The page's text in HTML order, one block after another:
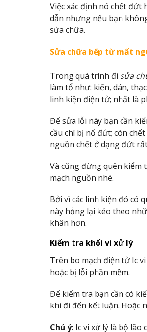
Việc xác định nó chết đứt
dẫn nhưng nếu bạn
sửa chữa.
Sửa chữa bếp từ mất
Trong quá trình đi sửa
làm tổ như: kiến, dán,
linh kiện điện tử; nhất là
Để sửa lỗi này bạn cần
cầu chì bị nổ đứt; còn
nguồn chết ở dạng đứt
Và cũng đừng quên kiểm
mạch nguồn nhé.
Bởi vì các linh kiện đó có
này hỏng lại kéo theo
khăn hơn.
Kiểm tra khối vi xử lý
Trên bo mạch điện tử Ic
hoặc bị lỗi phần mềm.
Để kiểm tra bạn cần có
khi đi đến kết luận. Hoặc
Chú ý: Ic vi xử lý là bộ